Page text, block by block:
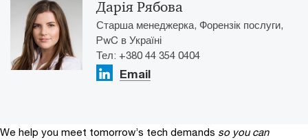
Дарія Рябова
Старша менеджерка, Форензік послуги,
PwC в Україні
Тел: +380 44 354 0404
Email
We help you meet tomorrow’s tech demands so you can